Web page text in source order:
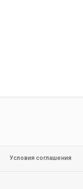
Условия соглашения